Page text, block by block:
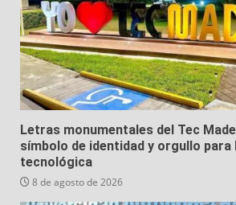
Letras monumentales del Tec
símbolo de identidad y orgullo para
tecnológica
8 de agosto de 2026